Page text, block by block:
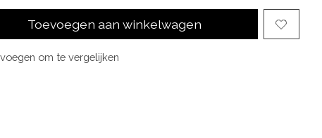
Toevoegen aan winkelwagen
om te vergelijken